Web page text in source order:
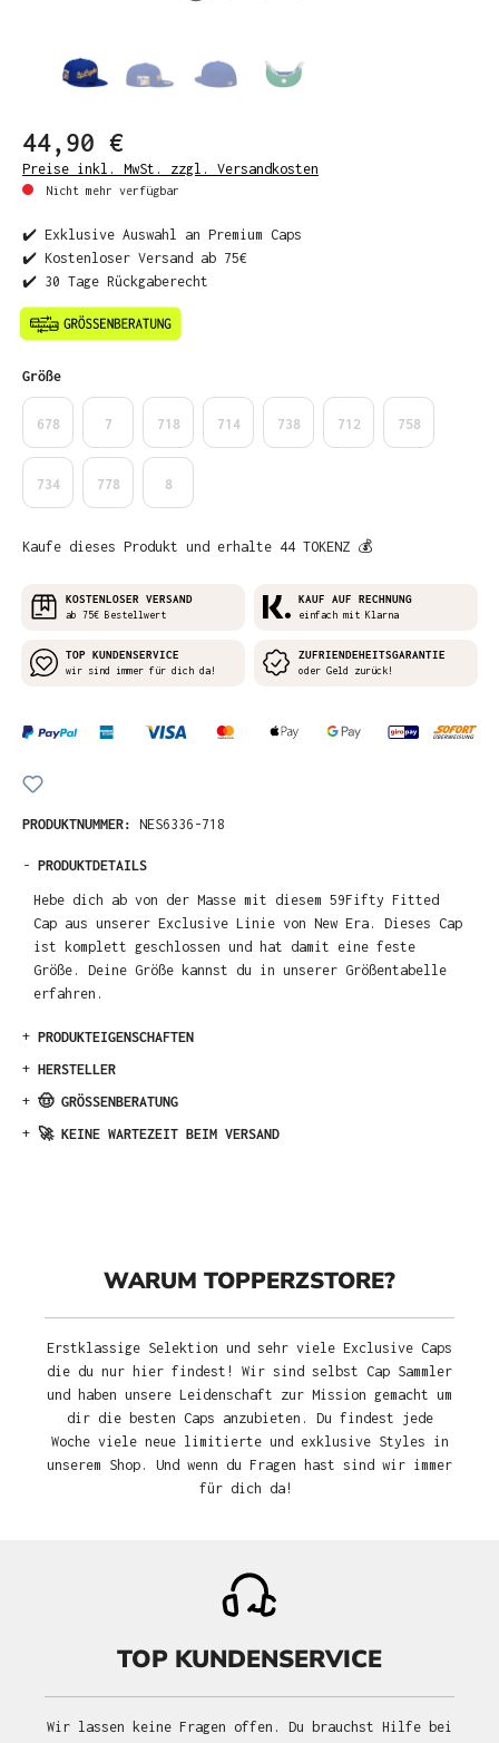
44,90 €
Preise inkl. MwSt. zzgl. Versandkosten
Nicht mehr verfügbar
✔️ Exklusive Auswahl an Premium Caps
✔️ Kostenloser Versand ab 75€
✔️ 30 Tage Rückgaberecht
Größeauswählen
678 7 718 714 738 712 758
734 778 8
Kaufe dieses Produkt und erhalte 44 TOKENZ 💰
KOSTENLOSER VERSAND
ab 75€ Bestellwert
KAUF AUF RECHNUNG
einfach mit Klarna
TOP KUNDENSERVICE
wir sind immer für dich da!
ZUFRIENDEHEITSGARANTIE
oder Geld zurück!
PRODUKTNUMMER: NES6336-718
- PRODUKTDETAILS
Hebe dich ab von der Masse mit diesem 59Fifty Fitted
Cap aus unserer Exclusive Linie von New Era. Dieses Cap
ist komplett geschlossen und hat damit eine feste
Größe. Deine Größe kannst du in unserer Größentabelle
erfahren.
+ PRODUKTEIGENSCHAFTEN
+ HERSTELLER
+ 🤠 GRÖSSENBERATUNG
+ 🚀 KEINE WARTEZEIT BEIM VERSAND
WARUM TOPPERZSTORE?
Erstklassige Selektion und sehr viele Exclusive Caps
die du nur hier findest! Wir sind selbst Cap Sammler
und haben unsere Leidenschaft zur Mission gemacht um
dir die besten Caps anzubieten. Du findest jede
Woche viele neue limitierte und exklusive Styles in
unserem Shop. Und wenn du Fragen hast sind wir immer
für dich da!
TOP KUNDENSERVICE
Wir lassen keine Fragen offen. Du brauchst Hilfe bei